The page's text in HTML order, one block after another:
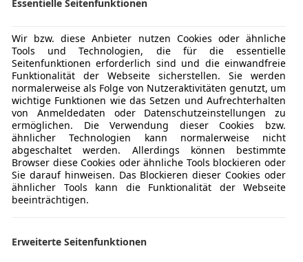
Sicherheit
ABS
ESP
Isofix
Kopfairbag
*Dieselpartikelfilter
*Komfortsitze
*Gepäckraumabdeckung
*Kühlergrill mit Chromstrebe
*Leseleuchten vorne
*Rücksitzbank mit Rücklehne 60/40 teilbar
*Türaußengriffe, in Wagenfarbe
Mehr anzeigen
Mehr anzeigen
Essentielle Seitenfunktionen
Wir bzw. diese Anbieter nutzen Cookies oder ähnliche
Tools und Technologien, die für die essentielle
Seitenfunktionen erforderlich sind und die einwandfreie
Funktionalität der Webseite sicherstellen. Sie werden
normalerweise als Folge von Nutzeraktivitäten genutzt, um
wichtige Funktionen wie das Setzen und Aufrechterhalten
von Anmeldedaten oder Datenschutzeinstellungen zu
ermöglichen. Die Verwendung dieser Cookies bzw.
ähnlicher Technologien kann normalerweise nicht
abgeschaltet werden. Allerdings können bestimmte
Browser diese Cookies oder ähnliche Tools blockieren oder
Sie darauf hinweisen. Das Blockieren dieser Cookies oder
ähnlicher Tools kann die Funktionalität der Webseite
beeinträchtigen.
Erweiterte Seitenfunktionen